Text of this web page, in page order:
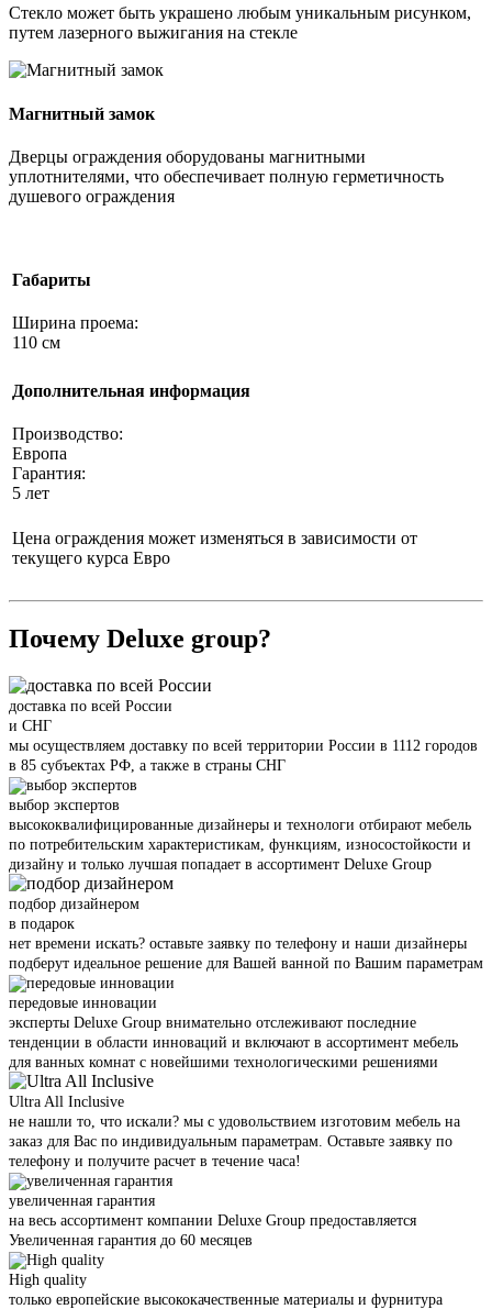
Стекло может быть украшено любым уникальным рисунком,
путем лазерного выжигания на стекле
Магнитный замок
Дверцы ограждения оборудованы магнитными
уплотнителями, что обеспечивает полную герметичность
душевого ограждения
Габариты
Ширина проема:
110 см
Дополнительная информация
Производство:
Европа
Гарантия:
5 лет
Цена ограждения может изменяться в зависимости от
текущего курса Евро
Почему Deluxe group?
доставка по всей России
и СНГ
мы осуществляем доставку по всей территории России в 1112 городов
в 85 субъектах РФ, а также в страны СНГ
выбор экспертов
высококвалифицированные дизайнеры и технологи отбирают мебель
по потребительским характеристикам, функциям, износостойкости и
дизайну и только лучшая попадает в ассортимент Deluxe Group
подбор дизайнером
в подарок
нет времени искать? оставьте заявку по телефону и наши дизайнеры
подберут идеальное решение для Вашей ванной по Вашим параметрам
передовые инновации
эксперты Deluxe Group внимательно отслеживают последние
тенденции в области инноваций и включают в ассортимент мебель
для ванных комнат с новейшими технологическими решениями
Ultra All Inclusive
не нашли то, что искали? мы с удовольствием изготовим мебель на
заказ для Вас по индивидуальным параметрам. Оставьте заявку по
телефону и получите расчет в течение часа!
увеличенная гарантия
на весь ассортимент компании Deluxe Group предоставляется
Увеличенная гарантия до 60 месяцев
High quality
только европейские высококачественные материалы и фурнитура